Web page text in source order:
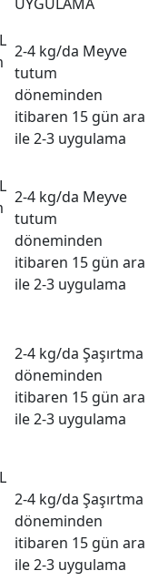
2-4 kg/da Meyve
tutum
döneminden
itibaren 15 gün ara
ile 2-3 uygulama
2-4 kg/da Meyve
tutum
döneminden
itibaren 15 gün ara
ile 2-3 uygulama
2-4 kg/da Şaşırtma
döneminden
itibaren 15 gün ara
ile 2-3 uygulama
2-4 kg/da Şaşırtma
döneminden
itibaren 15 gün ara
ile 2-3 uygulama